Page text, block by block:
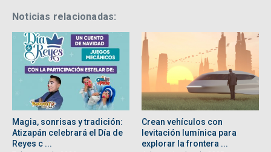
Noticias relacionadas:
Magia, sonrisas y tradición:
Atizapán celebrará el Día de
Reyes c ...
Crean vehículos con
levitación lumínica para
explorar la frontera ...